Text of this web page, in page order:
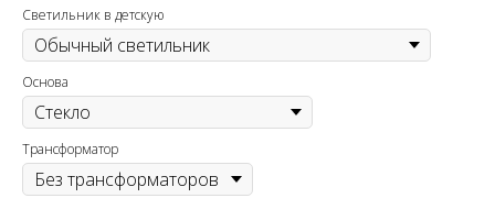
Светильник в детскую
Основа
Трансформатор